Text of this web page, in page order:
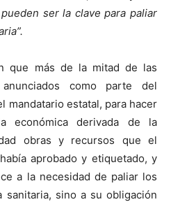
ser la clave para paliar
que más de la mitad de las
como parte del
mandatario estatal, para hacer
económica derivada de la
obras y recursos que el
aprobado y etiquetado, y
a la necesidad de paliar los
sanitaria, sino a su obligación